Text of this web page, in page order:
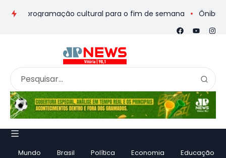
e programação cultural para o fim de semana Ônibus de
Mundo Brasil Política Economia Educação